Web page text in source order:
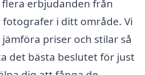
erbjudanden från
fotografer i ditt område. Vi
priser och stilar så
det bästa beslutet för just